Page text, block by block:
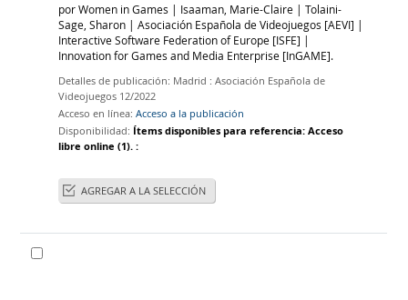
porWomen in Games | Isaaman, Marie-Claire |Tolaini-
Sage, Sharon |Asociación Española de Videojuegos [AEVI] |
Interactive Software Federation of Europe [ISFE] |
Innovation for Games and Media Enterprise [InGAME].
Detalles de publicación: Madrid : Asociación Española de
Videojuegos 12/2022
Acceso en línea:Acceso a la publicación
Disponibilidad: Ítems disponibles para referencia:Acceso
libre online (1).:
AGREGAR A LA SELECCIÓN